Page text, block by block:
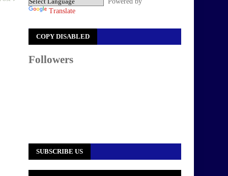
Translate
COPY DISABLED
Followers
SUBSCRIBE US